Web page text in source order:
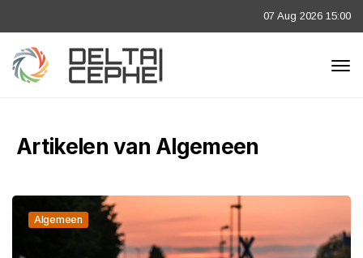
07 Aug 2026 15:00
Artikelen van Algemeen
Algemeen